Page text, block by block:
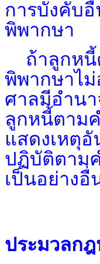
การบังคับ
พิพากษา
ถ้าลูกหนี้
พิพากษาไ
ศาลมีอำน
ลูกหนี้ตาม
แสดงเหตุ
ปฏิบัติตาม
เป็นอย่าง
ประมวลก